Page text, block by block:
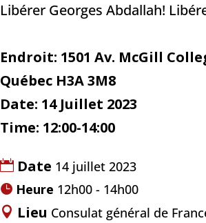
Libérer Georges Abdallah!
Endroit: 1501 Av. McGill
Québec H3A 3M8
Date: 14 Juillet 2023
Time: 12:00-14:00
Date 14 juillet 2023
Heure 12h00 - 14h00
Lieu Consulat général de